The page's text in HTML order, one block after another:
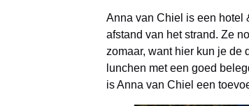
Anna van Chiel is een hotel
afstand van het strand. Ze
zomaar, want hier kun je de
lunchen met een goed
is Anna van Chiel een